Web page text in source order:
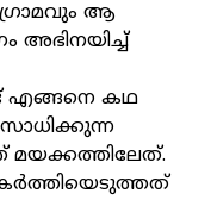
ആ
അഭിനയിച്ച്
എങ്ങനെ കഥ